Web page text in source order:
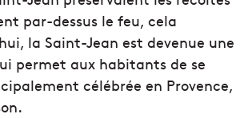
par-dessus le feu, cela
la Saint-Jean est devenue une
permet aux habitants de se
célébrée en Provence,